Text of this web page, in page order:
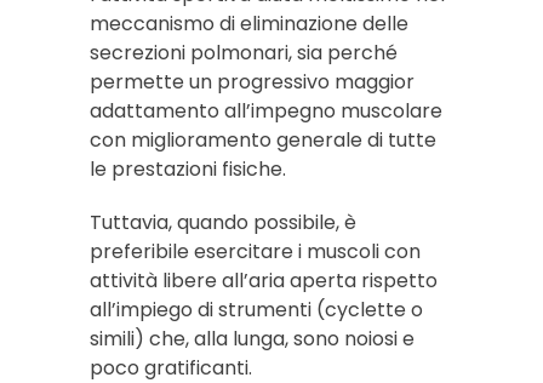
meccanismo di eliminazione delle
secrezioni polmonari, sia perché
permette un progressivo maggior
adattamento all’impegno muscolare
con miglioramento generale di tutte
le prestazioni fisiche.
Tuttavia, quando possibile, è
preferibile esercitare i muscoli con
attività libere all’aria aperta rispetto
all’impiego di strumenti (cyclette o
simili) che, alla lunga, sono noiosi e
poco gratificanti.